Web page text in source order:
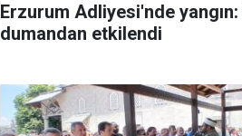
Erzurum Adliyesi'nde
dumandan etkilendi